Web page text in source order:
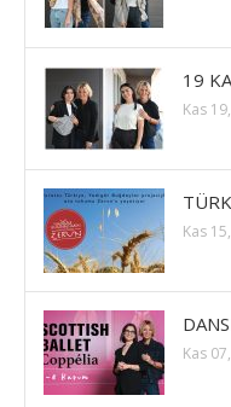
19
Kas
Kas
Kas